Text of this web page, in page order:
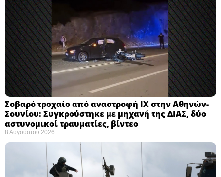
Σοβαρό τροχαίο από αναστροφή ΙΧ στην Αθηνών-
Σουνίου: Συγκρούστηκε με μηχανή της ΔΙΑΣ, δύο
αστυνομικοί τραυματίες, βίντεο
8 Αυγούστου 2026